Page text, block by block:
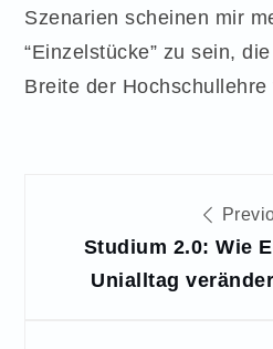
Szenarien scheinen mir
“Einzelstücke” zu sein,
Breite der
Studium 2.0: Wie
Unialltag